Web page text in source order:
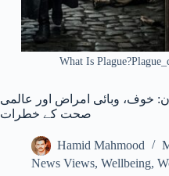
What Is
خوف، وبائی امراض اور عالمی
صحت کے خطرات
Hamid Mahmood
News Views, Wellbeing,